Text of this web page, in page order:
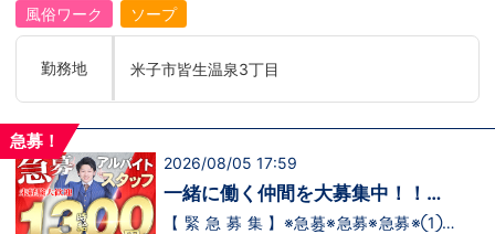
有！！ つまり・・・ハピネスグループの
中でも、今！1番役職に就けるチャンスが
「今」入社するべきじゃないです
か！？！？ のし上がりたいなら、このビ
ッグチャンス見逃さないでください！！チ
か？？当グループは年功序列ではなく実力
や幹部枠への昇格が可能なんです！力のあ
る方には必要な席をしっかりご用意できる
環境ですのでご安心ください。実際に入社
後、最短で8ヶ月で店長になった先輩もい
風俗ワーク
ソープ
勤務地 米子市皆生温泉3丁目
急募！
2026/08/05 17:59
一緒に働く仲間を大募集中！！
【アルバイト・送迎ドライバー急
【 緊 急 募 集 】※急募※急募※急募※①ス